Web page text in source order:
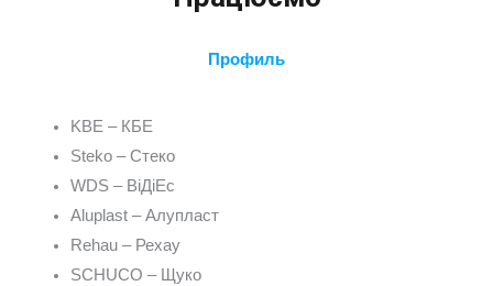
Профиль
KBE – КБЕ
Steko – Стеко
WDS – ВіДіЕс
Aluplast – Алупласт
Rehau – Рехау
SCHUCO – Щуко